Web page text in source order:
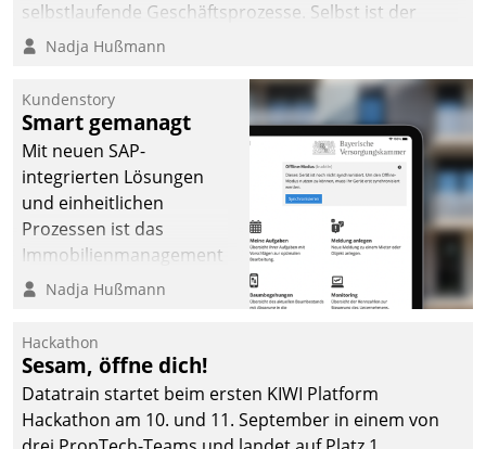
selbstlaufende Geschäftsprozesse. Selbst ist der
Kunde und smart der Serviceanbieter.
Nadja Hußmann
Kundenstory
Smart gemanagt
Mit neuen SAP-
integrierten Lösungen
und einheitlichen
Prozessen ist das
Immobilienmanagement
der Bayerischen
Ressort Kapitalanlage für
künftige Aufgaben und
Herausforderungen
gerüstet.
Nadja Hußmann
Hackathon
Sesam, öffne dich!
Datatrain startet beim ersten KIWI Platform
Hackathon am 10. und 11. September in einem von